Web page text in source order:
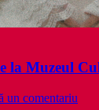
la Muzeul
un comentariu